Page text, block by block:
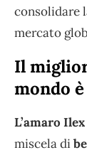
consolidare
mercato
Il
mondo
L’amaro Ilex
miscela di